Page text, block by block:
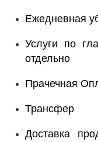
Ежедневная
Услуги по
отдельно
Прачечная
Трансфер
Доставка